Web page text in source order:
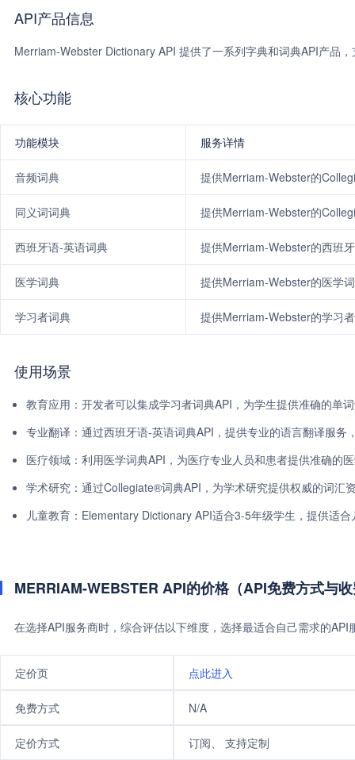
API产品信息
Merriam-Webster Dictionary API 提供了一系列字典和词典API产品
核心功能
功能模块 服务详情
音频词典 提供Merriam-Webster的
同义词词典 提供Merriam-Webster的
西班牙语-英语词典 提供Merriam-Webster的西班
医学词典 提供Merriam-Webster的医学
学习者词典 提供Merriam-Webster的学习
使用场景
教育应用：开发者可以集成学习者词典API，为学生提供准确的单
专业翻译：通过西班牙语-英语词典API，提供专业的语言翻译服务
医疗领域：利用医学词典API，为医疗专业人员和患者提供准确的
学术研究：通过Collegiate®词典API，为学术研究提供权威的词汇
儿童教育：Elementary Dictionary API适合3-5年级学生，提供适
MERRIAM-WEBSTER API的价格（API免费方式与
在选择API服务商时，综合评估以下维度，选择最适合自己需求的
定价页 点此进入
免费方式 N/A
定价方式 订阅、 支持定制